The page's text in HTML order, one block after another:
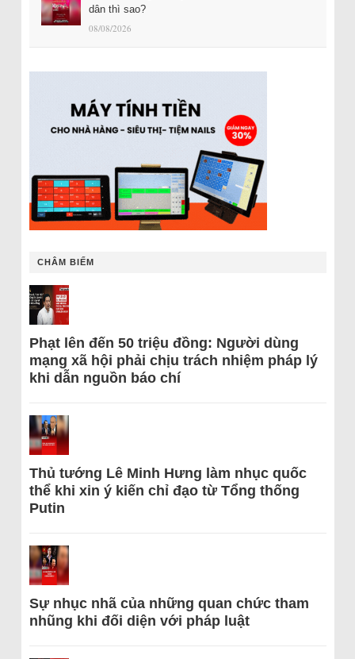
dân thì sao?
08/08/2026
CHÂM BIẾM
Phạt lên đến 50 triệu đồng: Người dùng
mạng xã hội phải chịu trách nhiệm pháp lý
khi dẫn nguồn báo chí
Thủ tướng Lê Minh Hưng làm nhục quốc
thể khi xin ý kiến chỉ đạo từ Tổng thống
Putin
Sự nhục nhã của những quan chức tham
nhũng khi đối diện với pháp luật